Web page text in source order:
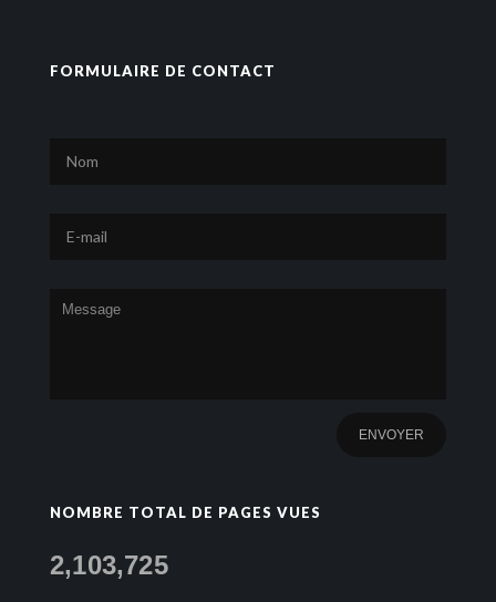
FORMULAIRE DE CONTACT
NOMBRE TOTAL DE PAGES VUES
2,103,725